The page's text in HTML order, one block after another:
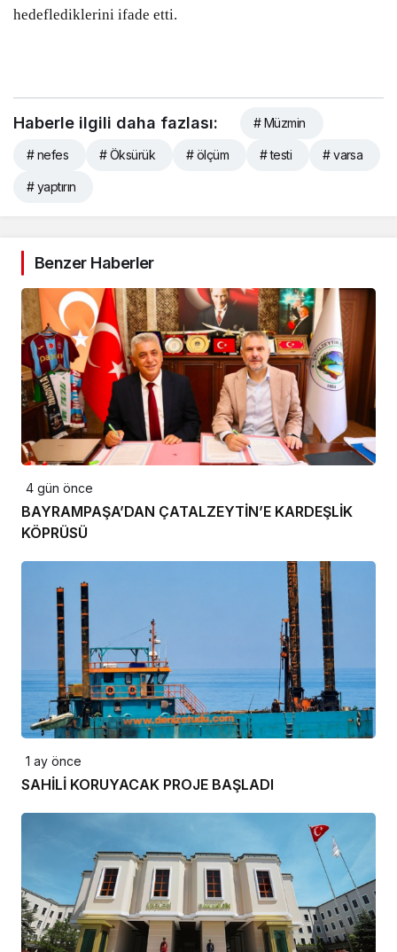
hedeflediklerini ifade etti.
Haberle ilgili daha fazlası: # Müzmin
# nefes # Öksürük # ölçüm # testi # varsa
# yaptırın
Benzer Haberler
4 gün önce
BAYRAMPAŞA’DAN ÇATALZEYTİN’E KARDEŞLİK
KÖPRÜSÜ
1 ay önce
SAHİLİ KORUYACAK PROJE BAŞLADI